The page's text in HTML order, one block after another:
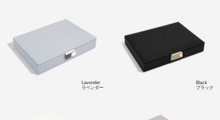
Lavender
ラベンダー
Black
ブラック